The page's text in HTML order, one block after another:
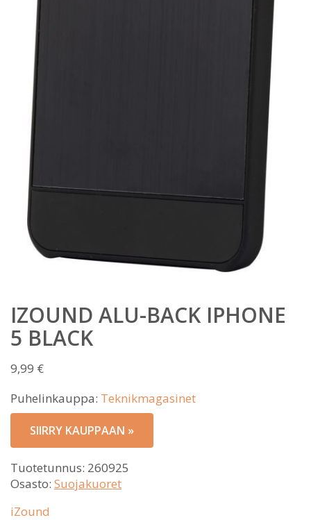
IZOUND ALU-BACK IPHONE
5 BLACK
9,99 €
Puhelinkauppa: Teknikmagasinet
SIIRRY KAUPPAAN »
Tuotetunnus: 260925
Osasto: Suojakuoret
iZound